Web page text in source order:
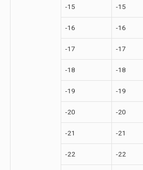
-15 -15
-16 -16
-17 -17
-18 -18
-19 -19
-20 -20
-21 -21
-22 -22